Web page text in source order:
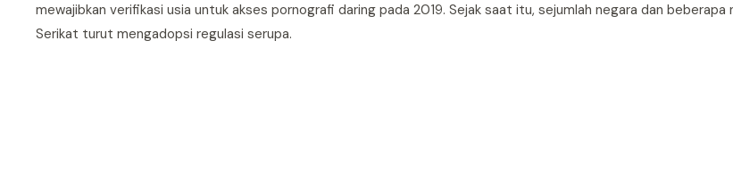
mewajibkan verifikasi usia untuk akses pornografi daring pada 2019. Sejak saat itu, sejumlah negara dan beberapa
Serikat turut mengadopsi regulasi serupa.